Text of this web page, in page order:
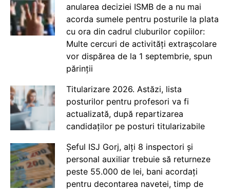
anularea deciziei ISMB de a nu mai
acorda sumele pentru posturile la plata
cu ora din cadrul cluburilor copiilor:
Multe cercuri de activități extrașcolare
vor dispărea de la 1 septembrie, spun
părinții
Titularizare 2026. Astăzi, lista
posturilor pentru profesori va fi
actualizată, după repartizarea
candidaților pe posturi titularizabile
Șeful ISJ Gorj, alți 8 inspectori și
personal auxiliar trebuie să returneze
peste 55.000 de lei, bani acordați
pentru decontarea navetei, timp de